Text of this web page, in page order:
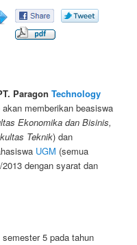
ParagonTechnology
akan memberikan beasiswa
Ekonomika dan Bisinis,
Teknik) dan
UGM (semua
dengan syarat dan
5 pada tahun